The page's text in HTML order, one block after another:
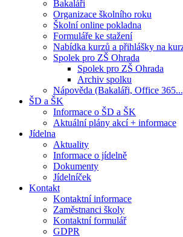
Bakaláři
Organizace školního roku
Školní online pokladna
Formuláře ke stažení
Nabídka kurzů a přihlášky na
Spolek pro ZŠ Ohrada
Spolek pro ZŠ Ohrada
Archiv spolku
Nápověda (Bakaláři, Office
ŠD a ŠK
Informace o ŠD a ŠK
Aktuální plány akcí + informace
Jídelna
Aktuality
Informace o jídelně
Dokumenty
Jídelníček
Kontakt
Kontaktní informace
Zaměstnanci školy
Kontaktní formulář
GDPR